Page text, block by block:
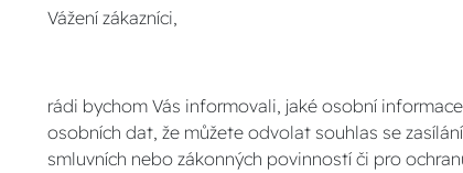
Vážení zákazníci,
rádi bychom Vás informovali, jaké osobní
osobních dat, že můžete odvolat souhlas se
smluvních nebo zákonných povinností či pro